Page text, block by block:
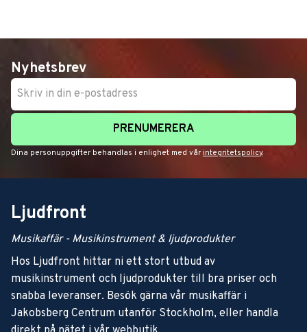
Nyhetsbrev
PRENUMERERA
Dina personuppgifter behandlas i enlighet med vår integritetspolicy.
Ljudfront
Musikaffär - Musikinstrument & ljudprodukter
Hos Ljudfront hittar ni ett stort utbud av
musikinstrument och ljudprodukter till bra priser och
snabba leveranser. Besök gärna vår musikaffär i
Jakobsberg Centrum utanför Stockholm, eller handla